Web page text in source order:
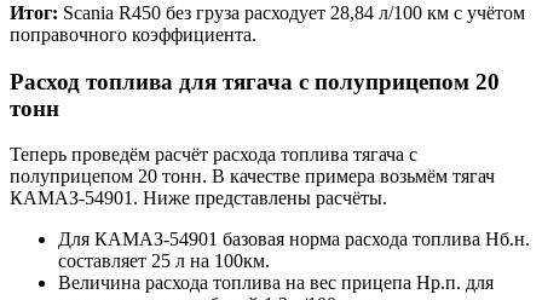
Итог: Scania R450 без груза расходует 28,84 л/100 км с учётом
поправочного коэффициента.
Расход топлива для тягача с полуприцепом 20
тонн
Теперь проведём расчёт расхода топлива тягача с
полуприцепом 20 тонн. В качестве примера возьмём тягач
КАМАЗ-54901. Ниже представлены расчёты.
Для КАМАЗ-54901 базовая норма расхода топлива Hб.н.
составляет 25 л на 100км.
Величина расхода топлива на вес прицепа Hр.п. для